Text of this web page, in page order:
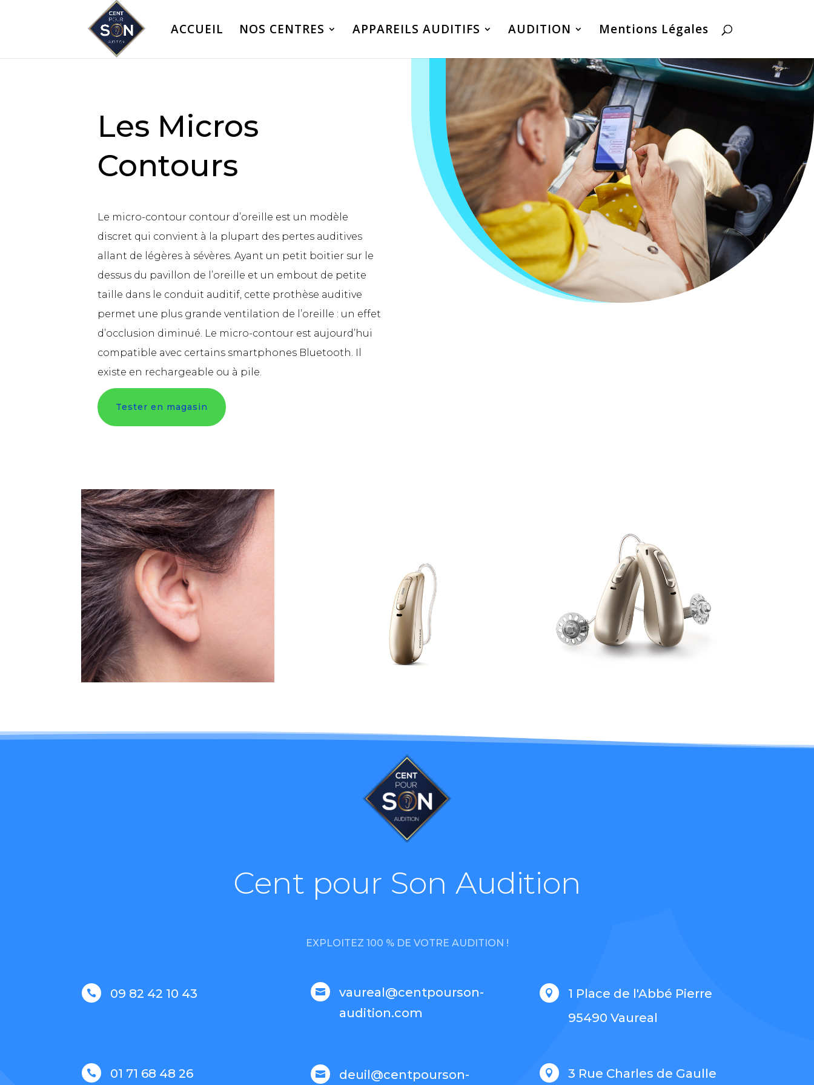
ACCUEIL NOS CENTRES APPAREILS AUDITIFS AUDITION Mentions Légales
Les Micros
Contours
Le micro-contour contour d’oreille est un modèle
discret qui convient à la plupart des pertes auditives
allant de légères à sévères. Ayant un petit boitier sur le
dessus du pavillon de l’oreille et un embout de petite
taille dans le conduit auditif, cette prothèse auditive
permet une plus grande ventilation de l’oreille : un effet
d’occlusion diminué. Le micro-contour est aujourd’hui
compatible avec certains smartphones Bluetooth. Il
existe en rechargeable ou à pile.
Tester en magasin
Cent pour Son Audition
EXPLOITEZ 100 % DE VOTRE AUDITION !
 09 82 42 10 43 
vaureal@centpourson-
audition.com

1 Place de l'Abbé Pierre
95490 Vaureal
 01 71 68 48 26  deuil@centpourson-  3 Rue Charles de Gaulle